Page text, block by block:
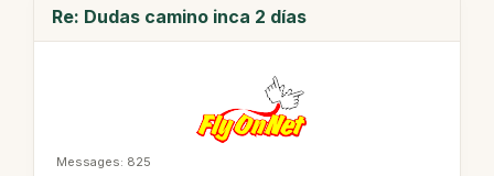
Re: Dudas camino inca 2 días
Messages: 825